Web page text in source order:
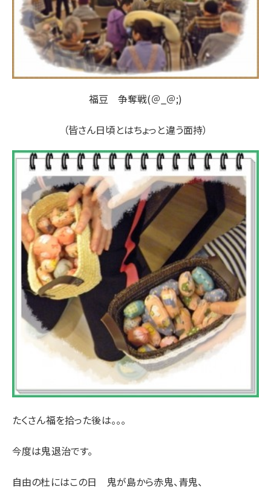
福豆 争奪戦(＠_＠;)
（皆さん日頃とはちょっと違う面持）
たくさん福を拾った後は。。。
今度は鬼退治です。
自由の杜にはこの日 鬼が島から赤鬼、青鬼、